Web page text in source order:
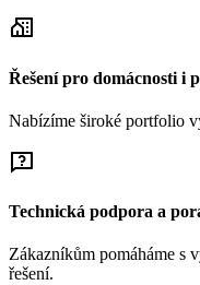
Řešení pro domácnosti i
Nabízíme široké portfolio
Technická podpora a
Zákazníkům pomáháme s
řešení.